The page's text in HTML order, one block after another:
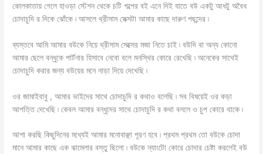
কোলকাতায় গেলে হাওড়া স্টেশন থেকে চটি গল্পের বই এনে দিই যাতে বউ একটু আধটু অবৈধ
চোদাচুদি র দিকে ঝোঁকে ৷ আসলে থ্রীসাম সেক্সটা আমার কাছে দারুণ পছন্দের ৷
ব্যস্তবে আমি আমার বউকে নিয়ে থ্রীসাম সেক্সের মজা নিতে চাই ৷ বউদি বা অন্য কোনো
আমার ছেলে বন্ধুকে পার্টনার হিসাবে নেবো বলে মনস্থির কোরে রেখেছি ৷ অনেকের সাথেই
চোদাচুদি করার জন্য বউয়ের মনে নাড়া দিয়ে দেখেছি ৷
ওর জামাইবাবু , আমার ভাইদের সাথে চোদাচুদি র কথাও বলেছি ৷ সব বিষয়েই ওর কড়া
আপত্তি দেখেছি ৷ কেবল আমার বন্ধুদের সাথে চোদাচুদি র কথা বললে ও চুপ কোরে থাকে ৷
আশা করছি কিছুদিনের মধ্যেই আমার মনোবাঞ্ছা পূরণ হবে ৷ প্রথম প্রথম তো বউকে চোদা
মানে আমার কাছে এক ঝামেলার বস্তু ছিলো ৷ বউকে ন্যাংটো কোরে চোদার চেষ্টা করলেই বউ